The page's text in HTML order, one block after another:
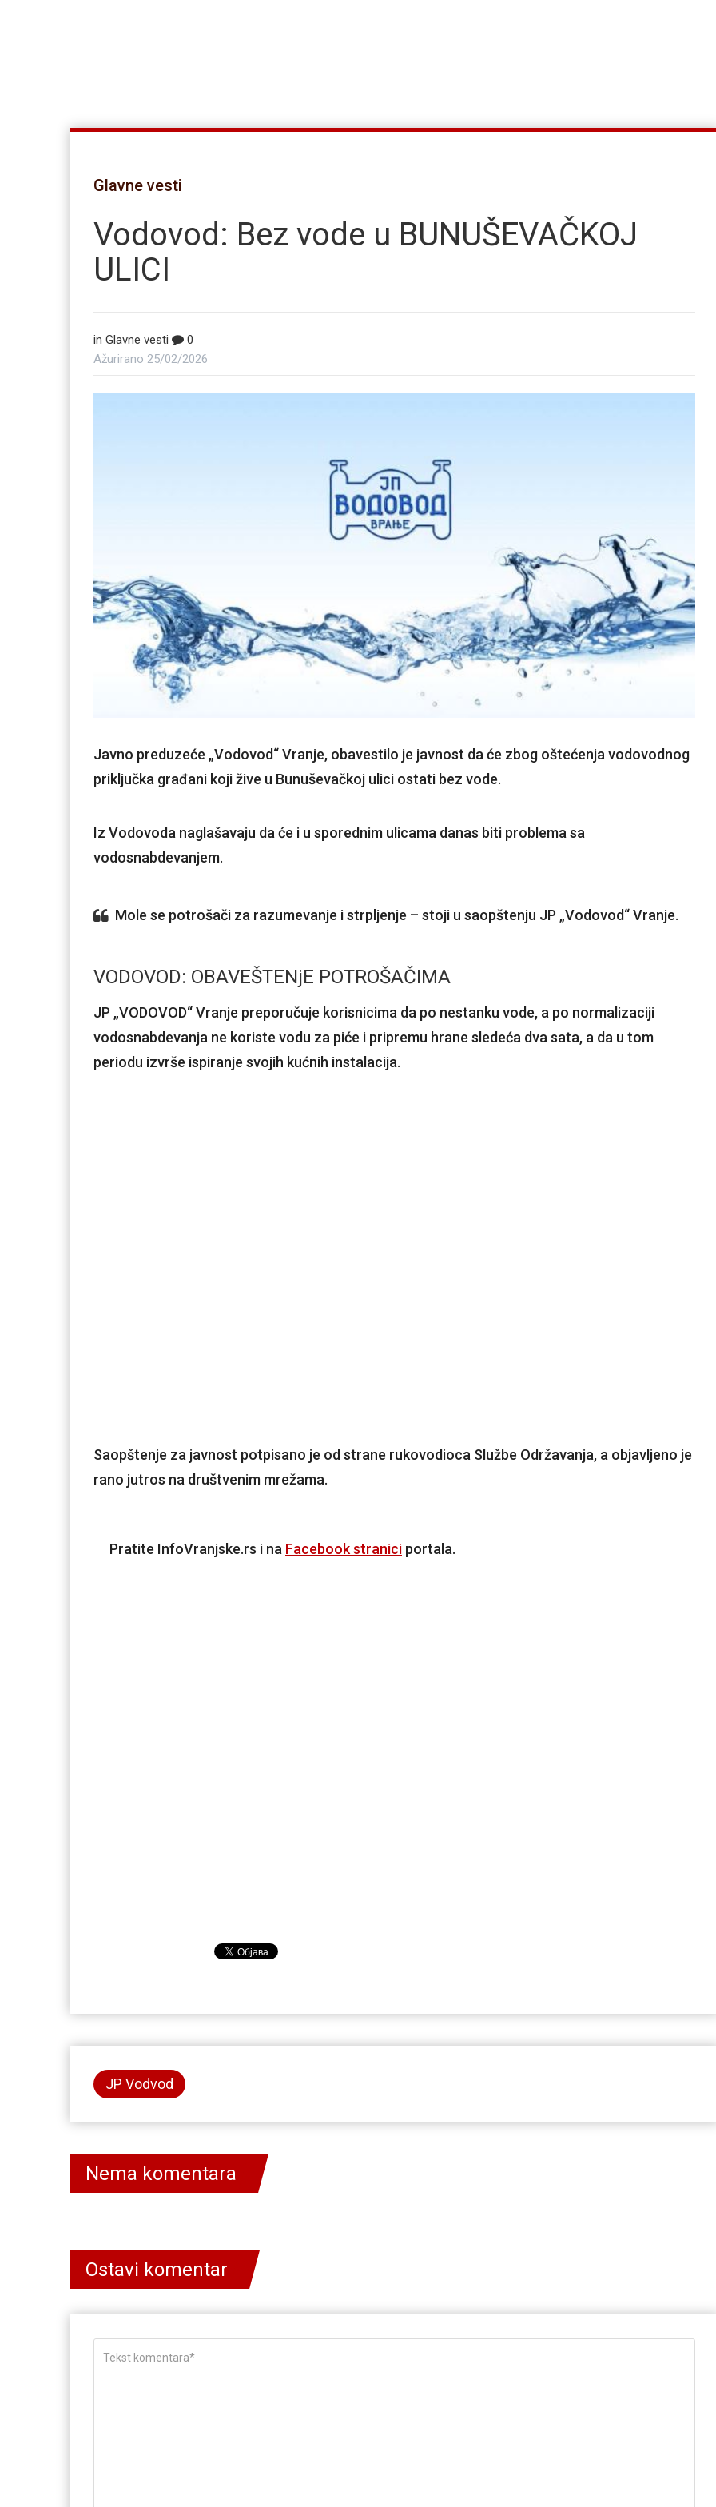
Glavne vesti
Vodovod: Bez vode u BUNUŠEVAČKOJ
ULICI
in Glavne vesti
0
Ažurirano 25/02/2026
Javno preduzeće „Vodovod“ Vranje, obavestilo je javnost da će zbog oštećenja vodovodnog
priključka građani koji žive u Bunuševačkoj ulici ostati bez vode.
Iz Vodovoda naglašavaju da će i u sporednim ulicama danas biti problema sa
vodosnabdevanjem.
Mole se potrošači za razumevanje i strpljenje – stoji u saopštenju JP „Vodovod“ Vranje.
VODOVOD: OBAVEŠTENjE POTROŠAČIMA
JP „VODOVOD“ Vranje preporučuje korisnicima da po nestanku vode, a po normalizaciji
vodosnabdevanja ne koriste vodu za piće i pripremu hrane sledeća dva sata, a da u tom
periodu izvrše ispiranje svojih kućnih instalacija.
Saopštenje za javnost potpisano je od strane rukovodioca Službe Održavanja, a objavljeno je
rano jutros na društvenim mrežama.
Pratite InfoVranjske.rs i na Facebook stranici portala.
JP Vodvod
Nema komentara
Ostavi komentar